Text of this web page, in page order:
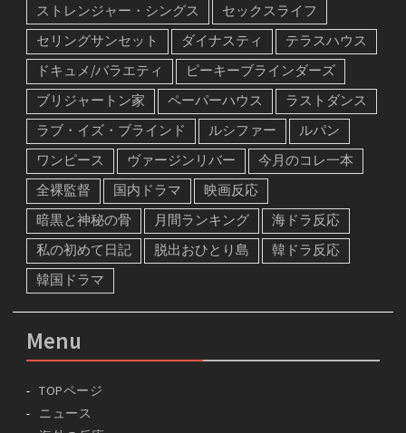
ストレンジャー・シングス
セックスライフ
セリングサンセット
ダイナスティ
テラスハウス
ドキュメ/バラエティ
ピーキーブラインダーズ
ブリジャートン家
ペーパーハウス
ラストダンス
ラブ・イズ・ブラインド
ルシファー
ルパン
ワンピース
ヴァージンリバー
今月のコレ一本
全裸監督
国内ドラマ
映画反応
暗黒と神秘の骨
月間ランキング
海ドラ反応
私の初めて日記
脱出おひとり島
韓ドラ反応
韓国ドラマ
Menu
TOPページ
ニュース